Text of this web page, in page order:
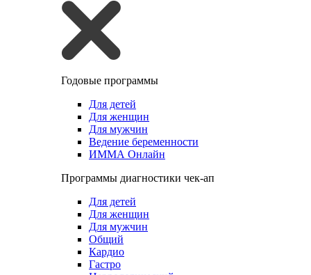
Годовые программы
Для детей
Для женщин
Для мужчин
Ведение беременности
ИММА Онлайн
Программы диагностики чек-ап
Для детей
Для женщин
Для мужчин
Общий
Кардио
Гастро